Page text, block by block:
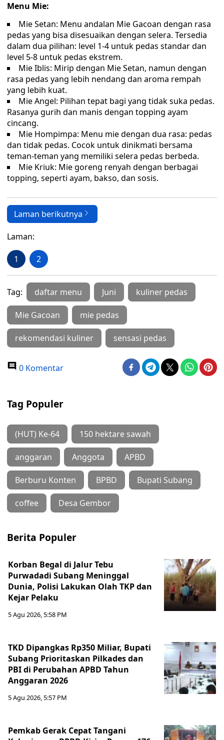
Menu Mie:
Mie Setan: Menu andalan Mie Gacoan dengan rasa
pedas yang bisa disesuaikan dengan selera. Tersedia
dalam dua pilihan: level 1-4 untuk pedas standar dan
level 5-8 untuk pedas ekstrem.
Mie Iblis: Mirip dengan Mie Setan, namun dengan
rasa pedas yang lebih nendang dan aroma rempah
yang lebih kuat.
Mie Angel: Pilihan tepat bagi yang tidak suka pedas.
Rasanya gurih dan manis dengan topping ayam
cincang.
Mie Hompimpa: Menu mie dengan dua rasa: pedas
dan tidak pedas. Cocok untuk dinikmati bersama
teman-teman yang memiliki selera pedas berbeda.
Mie Kriuk: Mie goreng renyah dengan berbagai
topping, seperti ayam, bakso, dan sosis.
Laman berikutnya
Laman:
1 2
Tag: daftar menu Juni kuliner pedas
Mie Gacoan mie pedas
rekomendasi kuliner sensasi pedas
0 Komentar
Tag Populer
(HUT) Ke-64 150 hektare sawah
anggaran Anggota APBD
Berburu Konten BPBD Bupati Subang
coffee Desa Gembor
Berita Populer
Korban Begal di Jalur Tebu
Purwadadi Subang Meninggal
Dunia, Polisi Lakukan Olah TKP dan
Kejar Pelaku
5 Agu 2026, 5:58 PM
TKD Dipangkas Rp350 Miliar, Bupati
Subang Prioritaskan Pilkades dan
PBI di Perubahan APBD Tahun
Anggaran 2026
5 Agu 2026, 5:57 PM
Pemkab Gerak Cepat Tangani